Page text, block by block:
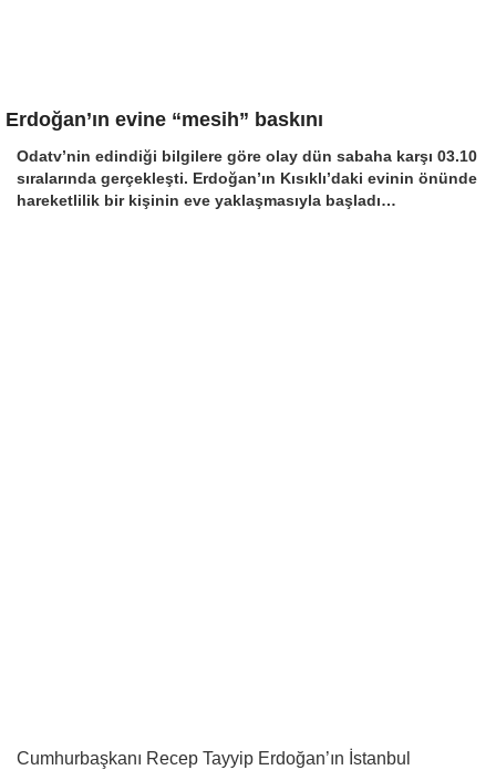
Erdoğan’ın evine “mesih” baskını
Odatv’nin edindiği bilgilere göre olay dün sabaha karşı 03.10
sıralarında gerçekleşti. Erdoğan’ın Kısıklı’daki evinin önünde
hareketlilik bir kişinin eve yaklaşmasıyla başladı…
Cumhurbaşkanı Recep Tayyip Erdoğan’ın İstanbul